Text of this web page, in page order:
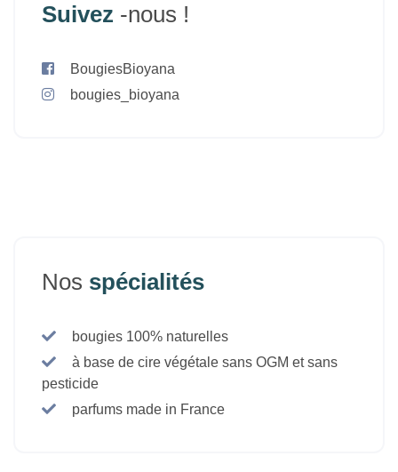
Suivez -nous !
BougiesBioyana
bougies_bioyana
Nos spécialités
bougies 100% naturelles
à base de cire végétale sans OGM et sans
pesticide
parfums made in France